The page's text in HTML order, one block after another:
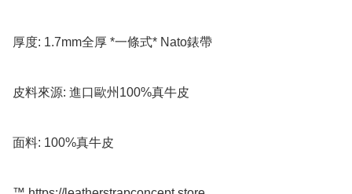
厚度: 1.7mm全厚 *一條式* Nato錶帶
皮料來源: 進口歐州100%真牛皮
面料: 100%真牛皮